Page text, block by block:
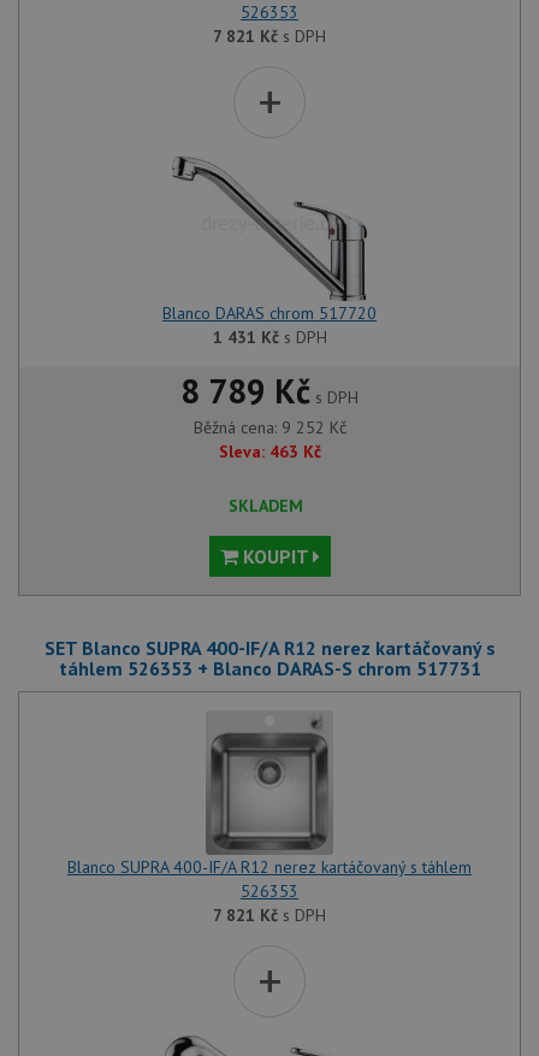
526353
7 821 Kč s DPH
+
Blanco DARAS chrom 517720
1 431 Kčs DPH
8 789 Kč s DPH
Běžná cena: 9 252 Kč
Sleva: 463 Kč
SKLADEM
KOUPIT
SET Blanco SUPRA 400-IF/A R12 nerez kartáčovaný s
táhlem 526353 + Blanco DARAS-S chrom 517731
Blanco SUPRA 400-IF/A R12 nerez kartáčovaný s táhlem
526353
7 821 Kč s DPH
+